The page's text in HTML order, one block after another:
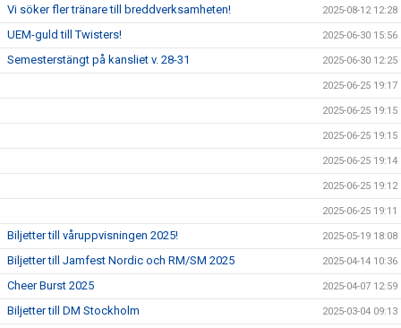
Vi söker fler tränare till breddverksamheten! 2025-08-12 12:28
UEM-guld till Twisters! 2025-06-30 15:56
Semesterstängt på kansliet v. 28-31 2025-06-30 12:25
2025-06-25 19:17
2025-06-25 19:15
2025-06-25 19:15
2025-06-25 19:14
2025-06-25 19:12
2025-06-25 19:11
Biljetter till våruppvisningen 2025! 2025-05-19 18:08
Biljetter till Jamfest Nordic och RM/SM 2025 2025-04-14 10:36
Cheer Burst 2025 2025-04-07 12:59
Biljetter till DM Stockholm 2025-03-04 09:13